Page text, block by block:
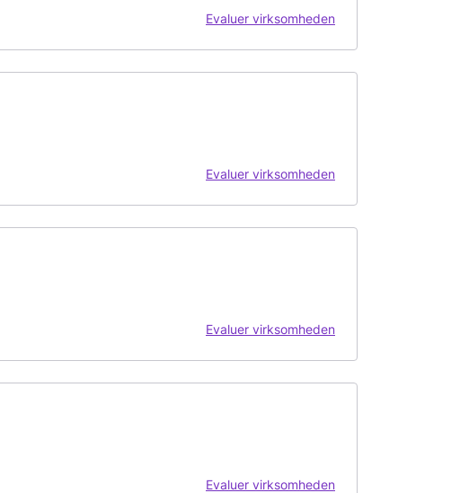
Evaluer virksomheden
Evaluer virksomheden
Evaluer virksomheden
Evaluer virksomheden